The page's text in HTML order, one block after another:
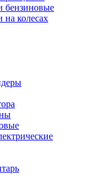
бензиновые
колесах